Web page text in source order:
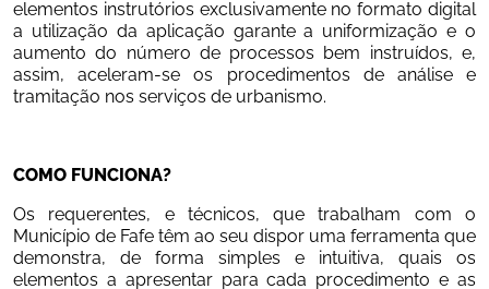
elementos instrutórios exclusivamente no formato digital
a utilização da aplicação garante a uniformização e o
aumento do número de processos bem instruídos, e,
assim, aceleram-se os procedimentos de análise e
tramitação nos serviços de urbanismo.
COMO FUNCIONA?
Os requerentes, e técnicos, que trabalham com o
Município de Fafe têm ao seu dispor uma ferramenta que
demonstra, de forma simples e intuitiva, quais os
elementos a apresentar para cada procedimento e as